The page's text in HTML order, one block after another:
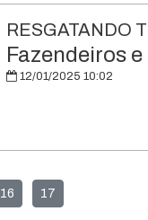
RESGATANDO
Fazendeiros
12/01/2025 10:02
16 17